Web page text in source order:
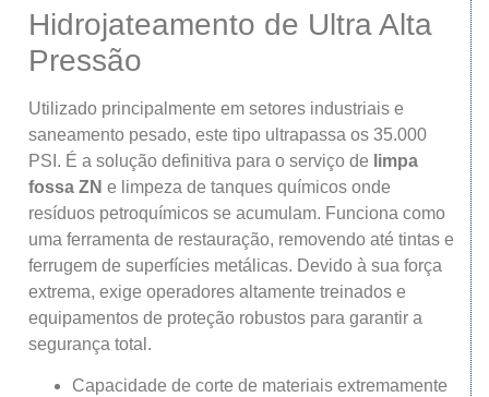
Hidrojateamento de Ultra Alta
Pressão
Utilizado principalmente em setores industriais e
saneamento pesado, este tipo ultrapassa os 35.000
PSI. É a solução definitiva para o serviço de limpa
fossa ZN e limpeza de tanques químicos onde
resíduos petroquímicos se acumulam. Funciona como
uma ferramenta de restauração, removendo até tintas e
ferrugem de superfícies metálicas. Devido à sua força
extrema, exige operadores altamente treinados e
equipamentos de proteção robustos para garantir a
segurança total.
Capacidade de corte de materiais extremamente